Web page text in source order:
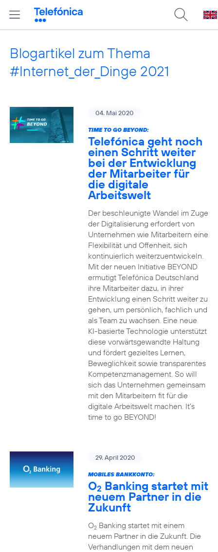
Blogartikel zum Thema
#Internet_der_Dinge 2021
04. Mai 2020
TIME TO GO BEYOND:
Telefónica geht noch
einen Schritt weiter
bei der Entwicklung
der Mitarbeiter für
die digitale
Arbeitswelt
Der beschleunigte Wandel im Zuge
der Digitalisierung erfordert von
Unternehmen wie Mitarbeitern eine
Flexibilität und Offenheit, sich
kontinuierlich weiterzuentwickeln.
Mit der neuen Initiative BEYOND
ermutigt Telefónica Deutschland
ihre Mitarbeiter dazu, in ihrer
Entwicklung einen Schritt weiter zu
gehen, um persönlich, fachlich und
als Team zu wachsen. Eine neue
KI-basierte Technologie unterstützt
diese vorwärtsgewandte Haltung
und fördert gezieltes Lernen,
Beweglichkeit sowie transparentes
Kompetenzmanagement. So will
sich das Unternehmen gemeinsam
mit den Mitarbeitern fit für die
digitale Arbeitswelt machen. It’s
time to go BEYOND!
29. April 2020
MOBILES BANKKONTO:
O2 Banking startet mit
neuem Partner in die
Zukunft
O2Banking startet mit einem
neuem Partner in die Zukunft. Die
Verhandlungen mit dem neuen